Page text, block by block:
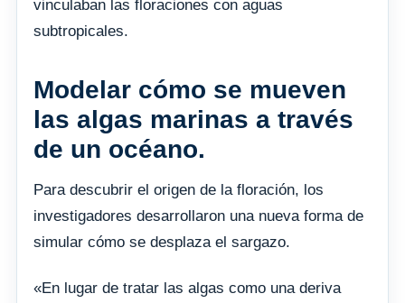
vinculaban las floraciones con aguas
subtropicales.
Modelar cómo se mueven
las algas marinas a través
de un océano.
Para descubrir el origen de la floración, los
investigadores desarrollaron una nueva forma de
simular cómo se desplaza el sargazo.
«En lugar de tratar las algas como una deriva